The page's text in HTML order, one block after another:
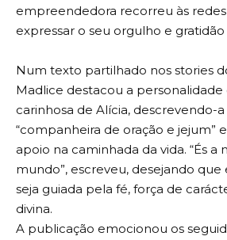
empreendedora recorreu às redes
expressar o seu orgulho e
Num texto partilhado nos stories
Madlice destacou a
carinhosa de Alícia, descrevendo-
“companheira de oração e jejum”
apoio na caminhada da vida. “És a
mundo”, escreveu, desejando que
seja guiada pela fé, força de
divina.
A publicação emocionou os